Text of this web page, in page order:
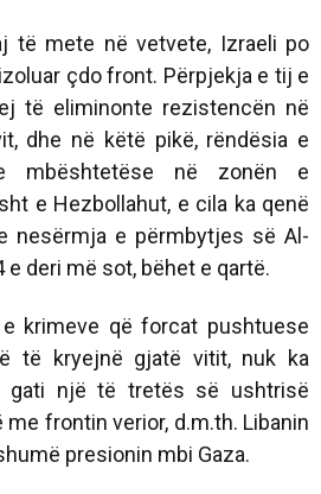
të mete në vetvete, Izraeli po
çdo front. Përpjekja e tij e
të eliminonte rezistencën në
dhe në këtë pikë, rëndësia e
mbështetëse në zonën e
e Hezbollahut, e cila ka qenë
nesërmja e përmbytjes së Al-
e deri më sot, bëhet e qartë.
krimeve që forcat pushtuese
të kryejnë gjatë vitit, nuk ka
gati një të tretës së ushtrisë
frontin verior, d.m.th. Libanin
presionin mbi Gaza.